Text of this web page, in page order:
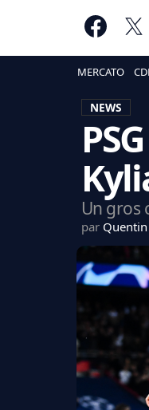
MERCATO
NEWS
Un gros
par